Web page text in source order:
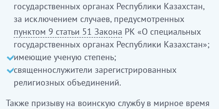
государственных органах Республики Казахстан,
за исключением случаев, предусмотренных
пунктом 9 статьи 51 Закона РК «О специальных
государственных органах Республики Казахстан»;
имеющие ученую степень;
священнослужители зарегистрированных
религиозных объединений.
Также призыву на воинскую службу в мирное время